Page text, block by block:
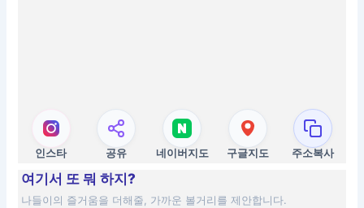
인스타 공유 네이버지도 구글지도 주소복사
여기서 또 뭐 하지?
나들이의 즐거움을 더해줄, 가까운 볼거리를 제안합니다.